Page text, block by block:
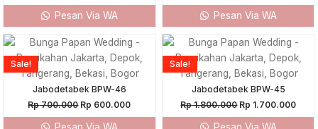
Pesan Via WA Pesan Via WA
Sale!
Jabodetabek BPW-46
Rp700.000
Original
price
was:
Rp 700.000.
Rp 600.000
Current
price
is:
Rp 600.000.
Sale!
Jabodetabek BPW-45
Rp1.800.000
Original
price
was:
Rp 1.800.000.
Rp 1.700.000
is: